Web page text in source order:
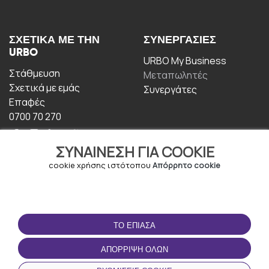
ΣΥΝΑΊΝΕΣΗ ΓΙΑ COOKIE
cookie χρήσης ιστότοπου Απόρρητο cookie
ΤΟ ΈΠΙΑΣΑ
ΑΠΌΡΡΙΨΗ ΌΛΩΝ
ΣΧΕΤΙΚΆ ΜΕ ΤΗΝ
URBO
Στάθμευση
Σχετικά με εμάς
Επαφές
0700 70 270
ΣΥΝΕΡΓΑΣΊΕΣ
URBO My Business
Μεταπωλητές
Συνεργάτες
ΟΡΟΙ ΧΡΉΣΗΣ
Οροι και Προϋποθέσεις
Πολιτική απορρήτου
ΚΑΤΕΒΆΣΤΕ ΤΗΝ
ΕΦΑΡΜΟΓΉ